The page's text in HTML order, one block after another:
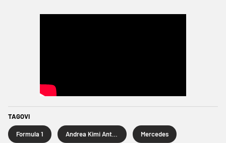
TAGOVI
Formula 1 Mercedes